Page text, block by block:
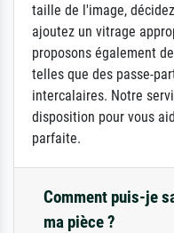
taille de l'image,
ajoutez un vitrage
proposons également
telles que des passe-
intercalaires. Notre
disposition pour vous
parfaite.
Comment puis-je
ma pièce ?